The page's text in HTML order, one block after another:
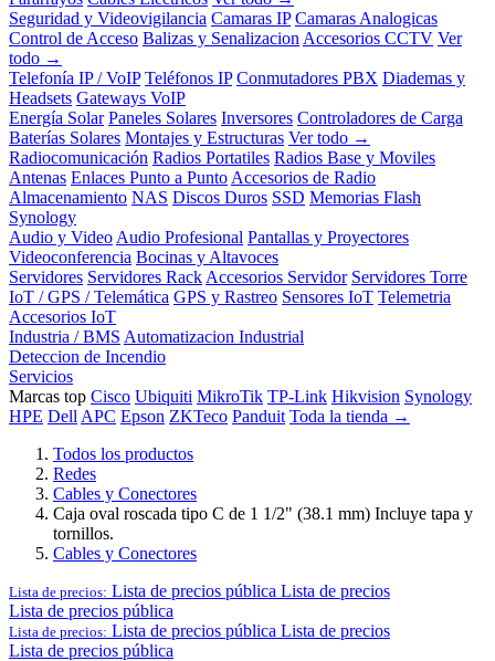
Seguridad y Videovigilancia Camaras IP Camaras Analogicas
Control de Acceso Balizas y Senalizacion Accesorios CCTV Ver
todo →
Telefonía IP / VoIP Teléfonos IP Conmutadores PBX Diademas y
Headsets Gateways VoIP
Energía Solar Paneles Solares Inversores Controladores de Carga
Baterías Solares Montajes y Estructuras Ver todo →
Radiocomunicación Radios Portatiles Radios Base y Moviles
Antenas Enlaces Punto a Punto Accesorios de Radio
Almacenamiento NAS Discos Duros SSD Memorias Flash
Synology
Audio y Video Audio Profesional Pantallas y Proyectores
Videoconferencia Bocinas y Altavoces
Servidores Servidores Rack Accesorios Servidor Servidores Torre
IoT / GPS / Telemática GPS y Rastreo Sensores IoT Telemetria
Accesorios IoT
Industria / BMS Automatizacion Industrial
Deteccion de Incendio
Servicios
Marcas top Cisco Ubiquiti MikroTik TP-Link Hikvision Synology
HPE Dell APC Epson ZKTeco Panduit Toda la tienda →
Todos los productos
Redes
Cables y Conectores
Caja oval roscada tipo C de 1 1/2" (38.1 mm) Incluye tapa y
tornillos.
Cables y Conectores
Lista de precios: Lista de precios pública Lista de precios
Lista de precios pública
Lista de precios: Lista de precios pública Lista de precios
Lista de precios pública